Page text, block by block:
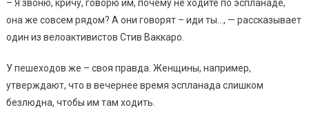
– Я звоню, кричу, говорю им, почему не ходите по эспланаде,
она же совсем рядом? А они говорят – иди ты…, — рассказывает
один из велоактивистов Стив Ваккаро.
У пешеходов же – своя правда. Женщины, например,
утверждают, что в вечернее время эспланада слишком
безлюдна, чтобы им там ходить.